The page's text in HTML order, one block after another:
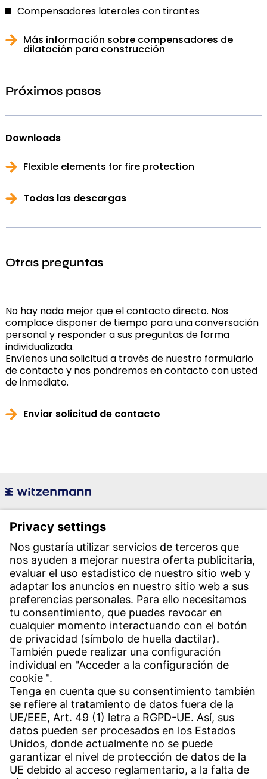
Compensadores laterales con tirantes
Más información sobre compensadores de
dilatación para construcción
Próximos pasos
Downloads
Flexible elements for fire protection
Todas las descargas
Otras preguntas
No hay nada mejor que el contacto directo. Nos
complace disponer de tiempo para una conversación
personal y responder a sus preguntas de forma
individualizada.
Envíenos una solicitud a través de nuestro formulario
de contacto y nos pondremos en contacto con usted
de inmediato.
Enviar solicitud de contacto
Polígono Industrial Henares
C/. Livorno s/n
19004 Guadalajara
Teléfono recepción:
+34 949 325 200(24 horas)
Contacto
Sedes en todo el mundo
Contacto
Servicio
Centro de descargas